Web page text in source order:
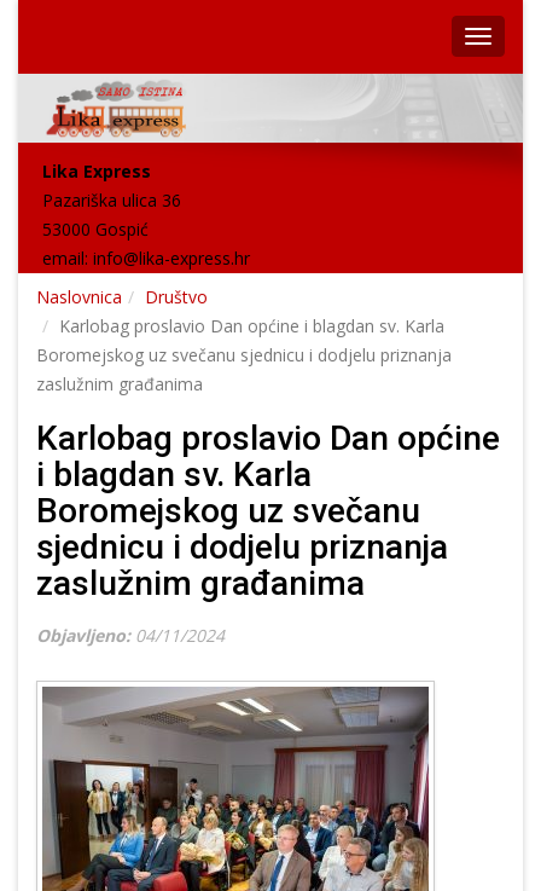
Lika Express
Pazariška ulica 36
53000 Gospić
email: info@lika-express.hr
Naslovnica
Društvo
Karlobag proslavio Dan općine i blagdan sv. Karla
Boromejskog uz svečanu sjednicu i dodjelu priznanja
zaslužnim građanima
Karlobag proslavio Dan općine
i blagdan sv. Karla
Boromejskog uz svečanu
sjednicu i dodjelu priznanja
zaslužnim građanima
Objavljeno: 04/11/2024